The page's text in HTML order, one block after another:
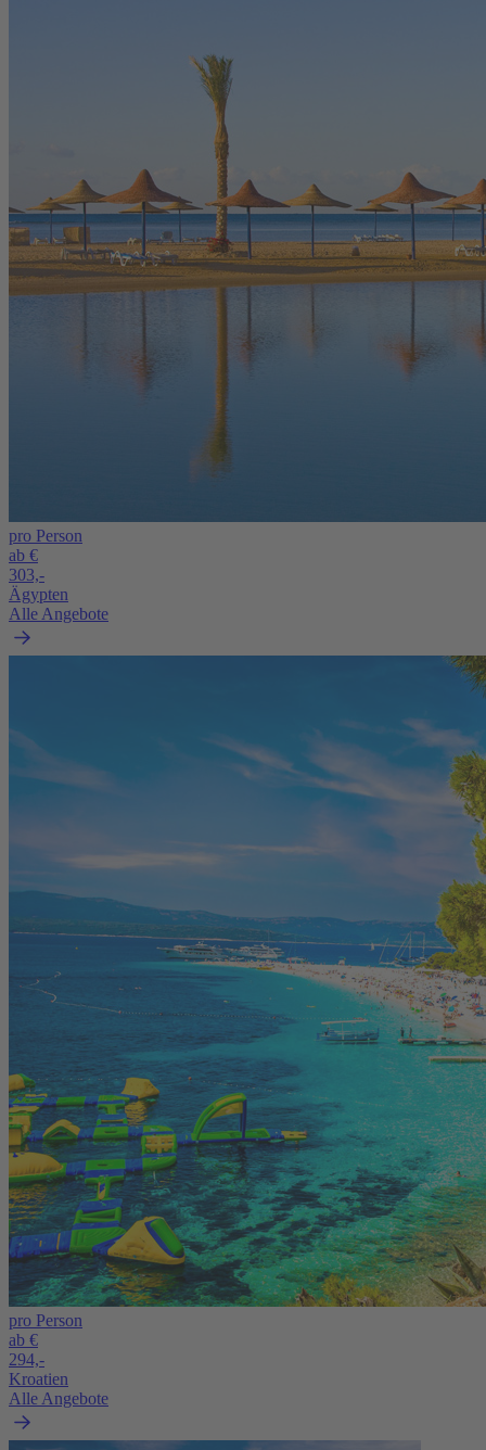
pro Person
ab €
303,-
Ägypten
Alle Angebote
pro Person
ab €
294,-
Kroatien
Alle Angebote